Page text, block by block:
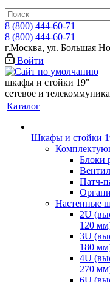
8 (800) 444-60-71
8 (800) 444-60-71
г.Москва, ул. Большая
Войти
шкафы и стойки 19"
сетевое и
Каталог
Шкафы и стойки
Блоки
Патч-
Настенные
2U
120
3U
180
4U
270
6U